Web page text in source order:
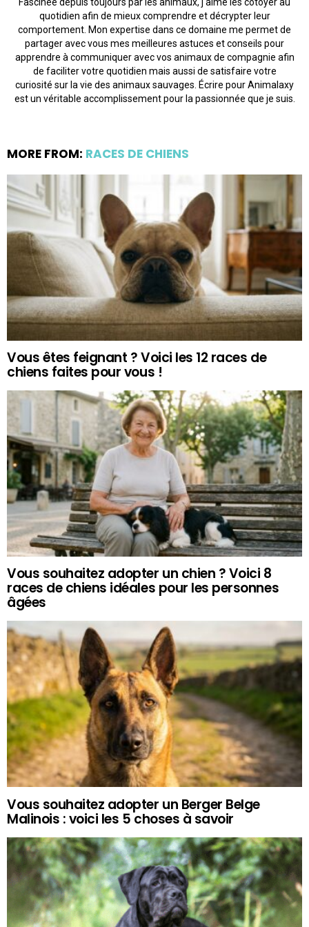
quotidien afin de mieux comprendre et décrypter leur
comportement. Mon expertise dans ce domaine me permet de
partager avec vous mes meilleures astuces et conseils pour
apprendre à communiquer avec vos animaux de compagnie afin
de faciliter votre quotidien mais aussi de satisfaire votre
curiosité sur la vie des animaux sauvages. Écrire pour Animalaxy
est un véritable accomplissement pour la passionnée que je suis.
MORE FROM: RACES DE CHIENS
Vous êtes feignant ? Voici les 12 races de
chiens faites pour vous !
Vous souhaitez adopter un chien ? Voici 8
races de chiens idéales pour les personnes
âgées
Vous souhaitez adopter un Berger Belge
Malinois : voici les 5 choses à savoir